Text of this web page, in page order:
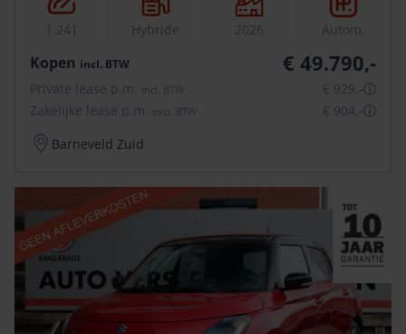
1.241 Hybride 2026 Autom.
Kopen incl. BTW € 49.790,-
Private lease p.m. incl. BTW € 929,-ⓘ
Zakelijke lease p.m.
excl. BTW € 904,-ⓘ
Barneveld Zuid